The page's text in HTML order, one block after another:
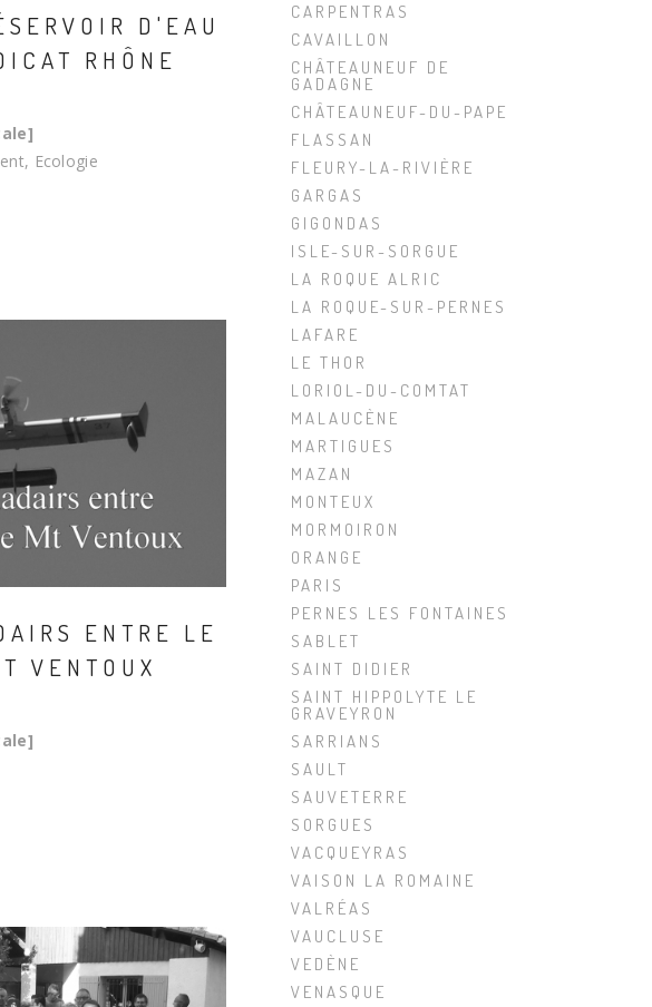
D'EAU
RHÔNE
Ecologie
ENTRE LE
VENTOUX
CARPENTRAS
CAVAILLON
CHÂTEAUNEUF DE
GADAGNE
CHÂTEAUNEUF-DU-PAPE
FLASSAN
FLEURY-LA-RIVIÈRE
GARGAS
GIGONDAS
ISLE-SUR-SORGUE
LA ROQUE ALRIC
LA ROQUE-SUR-PERNES
LAFARE
LE THOR
LORIOL-DU-COMTAT
MALAUCÈNE
MARTIGUES
MAZAN
MONTEUX
MORMOIRON
ORANGE
PARIS
PERNES LES FONTAINES
SABLET
SAINT DIDIER
SAINT HIPPOLYTE LE
GRAVEYRON
SARRIANS
SAULT
SAUVETERRE
SORGUES
VACQUEYRAS
VAISON LA ROMAINE
VALRÉAS
VAUCLUSE
VEDÈNE
VENASQUE